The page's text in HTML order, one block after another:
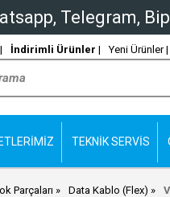
Telegram,
İndirimli Ürünler | Yeni Ürünler |
TEKNİK SERVİS
Parçaları Data Kablo (Flex)